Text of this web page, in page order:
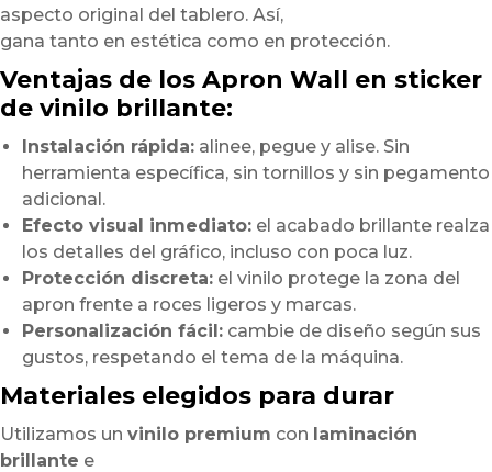
aspecto original del tablero. Así,
gana tanto en estética como en protección.
Ventajas de los Apron Wall en sticker
de vinilo brillante:
Instalación rápida: alinee, pegue y alise. Sin
herramienta específica, sin tornillos y sin pegamento
adicional.
Efecto visual inmediato: el acabado brillante realza
los detalles del gráfico, incluso con poca luz.
Protección discreta: el vinilo protege la zona del
apron frente a roces ligeros y marcas.
Personalización fácil: cambie de diseño según sus
gustos, respetando el tema de la máquina.
Materiales elegidos para durar
Utilizamos un vinilo premium con laminación
brillante e